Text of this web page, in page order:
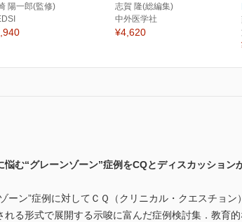
陽一郎(監修)
志賀 隆(総編集)
中外医学社
¥4,620
む“グレーンゾーン”症例をCQとディスカッション
ーン”症例に対してＣＱ（クリニカル・クエスチョ
れる形式で展開する示唆に富んだ症例検討集．教育